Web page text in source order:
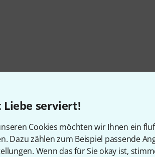
Liebe serviert!
Cookies möchten wir Ihnen ein
Dazu zählen zum Beispiel passende
Wenn das für Sie okay ist,